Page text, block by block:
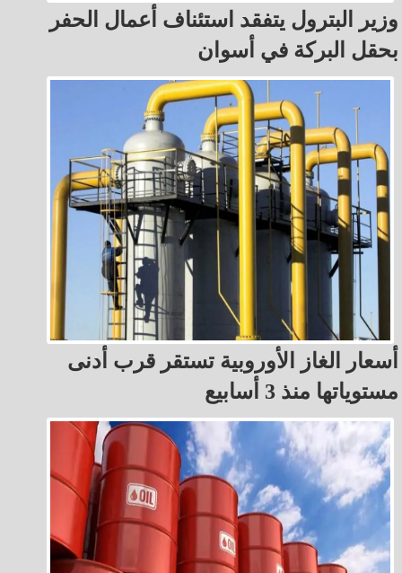
وزير البترول يتفقد استئناف أعمال الحفر
بحقل البركة في أسوان
أسعار الغاز الأوروبية تستقر قرب أدنى
مستوياتها منذ 3 أسابيع